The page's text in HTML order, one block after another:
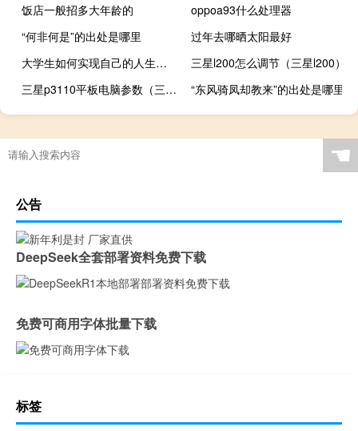
饭店一般招多大年龄的
oppoa93什么处理器
“何非何是”的出处是哪里
过年去哪晒太阳最好
大学生如何实现自己的人生目标
三星l200怎么调节（三星l200）
三星p3110平板电脑参数（三星p3110）
“东风骑凤却教来”的出处是哪里
系统还原打不开怎么办（系统还原打不开）
☚
公告
DeepSeek全套部署资料免费下载
免费可商用字体批量下载
标签